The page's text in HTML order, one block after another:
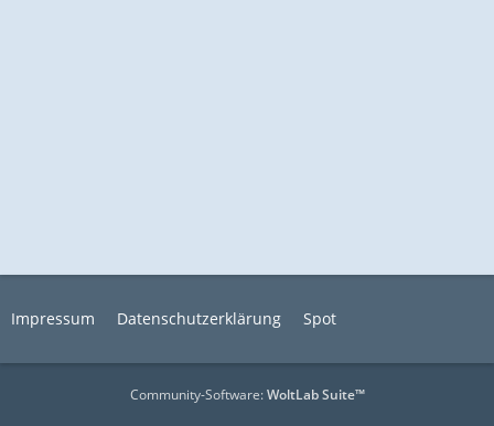
Impressum Datenschutzerklärung Spot
Community-Software:WoltLab Suite™